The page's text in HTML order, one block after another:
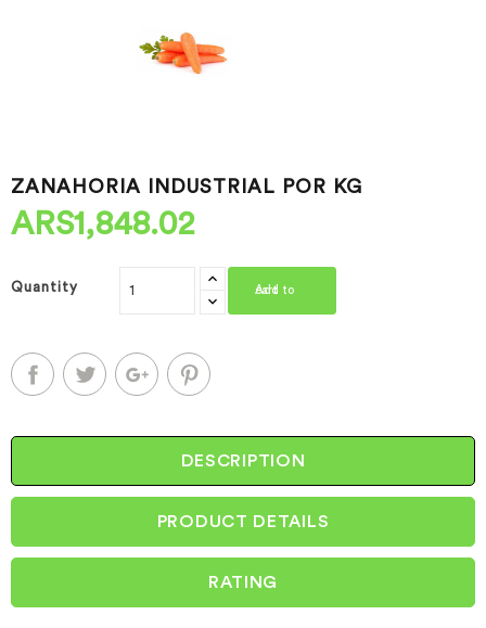
ZANAHORIA INDUSTRIAL POR KG
ARS1,848.02
Quantity Add to cart
DESCRIPTION
PRODUCT DETAILS
RATING